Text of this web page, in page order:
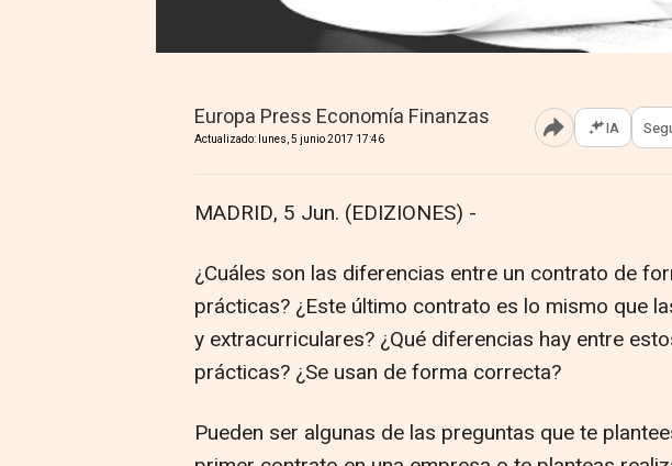
Europa Press Economía Finanzas
Actualizado: lunes, 5 junio 2017 17:46 Abrir opciones para
IA
MADRID, 5 Jun. (EDIZIONES) -
¿Cuáles son las diferencias entre un contrato de
prácticas? ¿Este último contrato es lo mismo que
y extracurriculares? ¿Qué diferencias hay entre
prácticas? ¿Se usan de forma correcta?
Pueden ser algunas de las preguntas que te